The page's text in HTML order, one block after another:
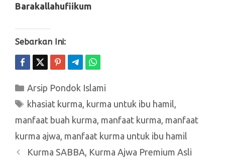
Barakallahufiikum
Sebarkan Ini:
Kategori
Arsip Pondok Islami
Tag
khasiat kurma kurma untuk ibu hamil
manfaat buah kurma manfaat kurma manfaat
kurma ajwa manfaat kurma untuk ibu hamil
Kurma SABBA, Kurma Ajwa Premium Asli